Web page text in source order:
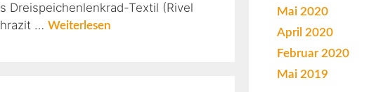
Dreispeichenlenkrad-Textil (Rivel
… Weiterlesen
Mai 2020
April 2020
Februar 2020
Mai 2019